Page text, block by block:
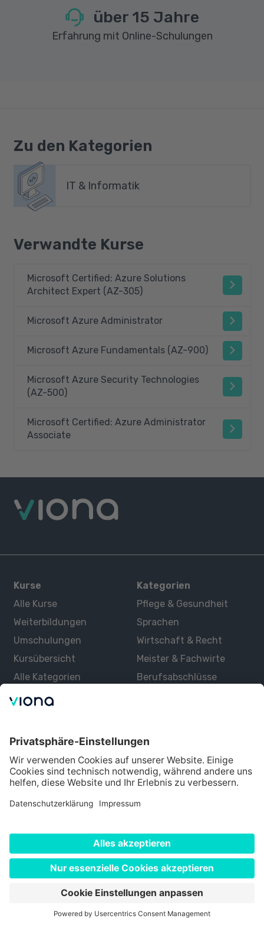
über 15 Jahre
Erfahrung mit Online-Schulungen
Zu den Kategorien
IT & Informatik
Verwandte Kurse
Microsoft Certified: Azure Solutions
Architect Expert (AZ-305)
Microsoft Azure Administrator
Microsoft Azure Fundamentals (AZ-900)
Microsoft Azure Security Technologies
(AZ-500)
Microsoft Certified: Azure Administrator
Associate
Kurse
Alle Kurse
Weiterbildungen
Umschulungen
Kursübersicht
Alle Kategorien
Kategorien
Pflege & Gesundheit
Sprachen
Wirtschaft & Recht
Meister & Fachwirte
Berufsabschlüsse
Über uns
Lernen mit Viona
Alle Partner
Partner werden
Impressum
Nutzungsbedingungen
Cookie Einstellungen
Viona. Alle Rechte vorbehalten